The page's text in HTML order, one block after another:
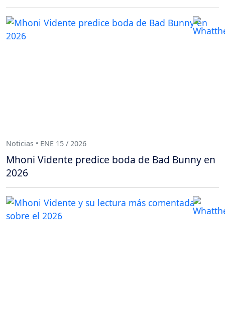
Noticias • ENE 15 / 2026
Mhoni Vidente predice boda de Bad Bunny en
2026